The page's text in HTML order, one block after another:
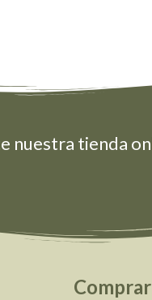
nuestra tienda